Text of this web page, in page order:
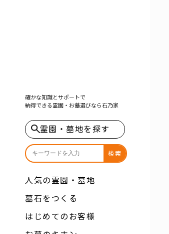
確かな知識とサポートで
納得できる霊園・お墓選びなら石乃家
霊園・墓地を探す
検索
人気の霊園・墓地
墓石をつくる
はじめてのお客様